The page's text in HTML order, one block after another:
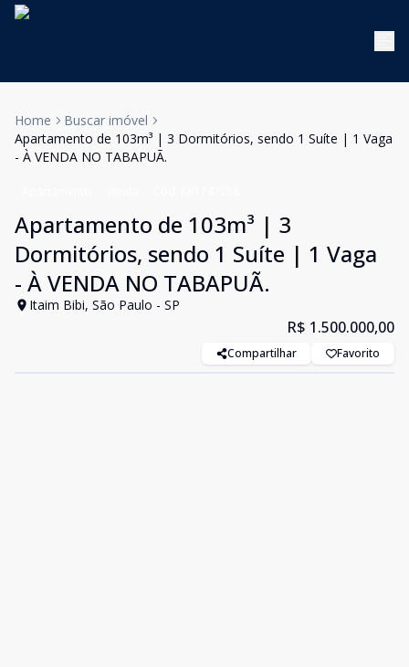
Home
Buscar imóvel
Apartamento de 103m³ | 3 Dormitórios, sendo 1 Suíte | 1 Vaga
- À VENDA NO TABAPUÃ.
Apartamento de 103m³ | 3
Dormitórios, sendo 1 Suíte | 1 Vaga
- À VENDA NO TABAPUÃ.
Itaim Bibi, São Paulo - SP
R$ 1.500.000,00
Compartilhar Favorito